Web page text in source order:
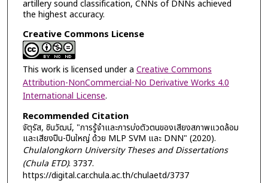
artillery sound classification, CNNs of DNNs achieved
the highest accuracy.
Creative Commons License
This work is licensed under a Creative Commons
Attribution-NonCommercial-No Derivative Works 4.0
International License.
Recommended Citation
จัตุรัส, ชินวัฒน์, "การรู้จำและการบ่งตัวตนของเสียงสภาพแวดล้อม
และเสียงปืน-ปืนใหญ่ ด้วย MLP SVM และ DNN" (2020).
Chulalongkorn University Theses and Dissertations
(Chula ETD). 3737.
https://digital.car.chula.ac.th/chulaetd/3737